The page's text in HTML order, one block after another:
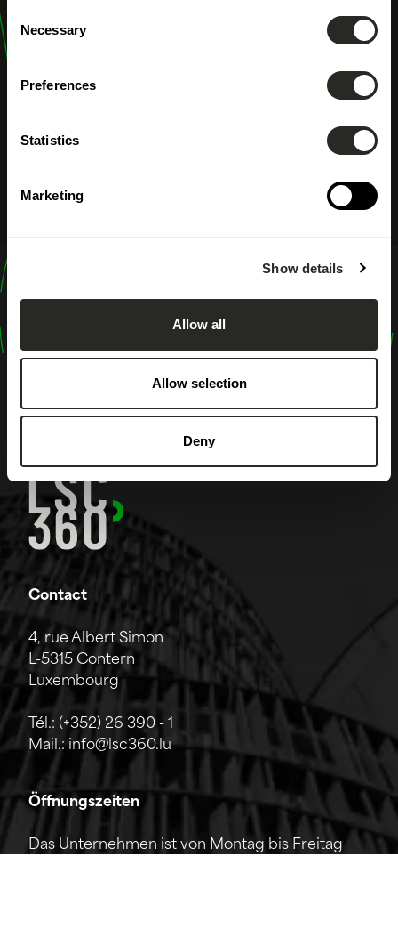
Selection
Necessary
Preferences
Statistics
Marketing
Show details
Allow all
Allow selection
Deny
design
shape
inspire
Contact
4, rue Albert Simon
L-5315 Contern
Luxembourg
Tél.: (+352) 26 390 - 1
Mail.: info@lsc360.lu
Öffnungszeiten
Das Unternehmen ist von Montag bis Freitag